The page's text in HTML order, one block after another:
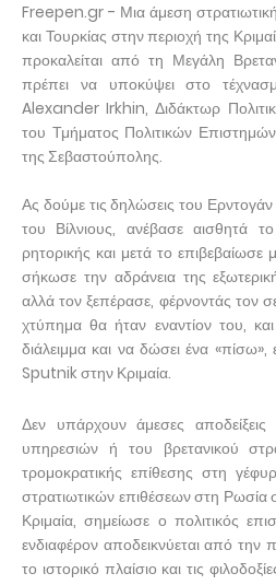
Freepen.gr - Μια άμεση
και Τουρκίας στην περιοχή της
προκαλείται από τη Μεγάλη
πρέπει να υποκύψει στο
Alexander Irkhin, Διδάκτωρ
του Τμήματος Πολιτικών
της Σεβαστούπολης.
Ας δούμε τις δηλώσεις του
του Βίλνιους, ανέβασε αισθητά
ρητορικής και μετά το
σήκωσε την αδράνεια της
αλλά τον ξεπέρασε, φέρνοντάς τον
χτύπημα θα ήταν εναντίον του,
διάλειμμα και να δώσει ένα
Sputnik στην Κριμαία.
Δεν υπάρχουν άμεσες
υπηρεσιών ή του βρετανικού
τρομοκρατικής επίθεσης στη
στρατιωτικών επιθέσεων στη
Κριμαία, σημείωσε ο πολιτικός
ενδιαφέρον αποδεικνύεται από την
το ιστορικό πλαίσιο και τις